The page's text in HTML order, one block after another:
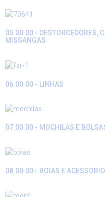
05.00.00 - DESTORCEDORES,
MISSANGAS
06.00.00 - LINHAS
07.00.00 - MOCHILAS E
08.00.00 - BOIAS E